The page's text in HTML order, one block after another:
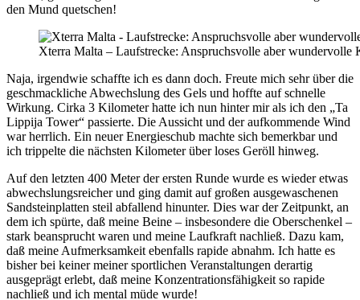
den Mund quetschen!
Xterra Malta – Laufstrecke: Anspruchsvolle aber wundervolle
Naja, irgendwie schaffte ich es dann doch. Freute mich sehr über die
geschmackliche Abwechslung des Gels und hoffte auf schnelle
Wirkung. Cirka 3 Kilometer hatte ich nun hinter mir als ich den „Ta
Lippija Tower“ passierte. Die Aussicht und der aufkommende Wind
war herrlich. Ein neuer Energieschub machte sich bemerkbar und
ich trippelte die nächsten Kilometer über loses Geröll hinweg.
Auf den letzten 400 Meter der ersten Runde wurde es wieder etwas
abwechslungsreicher und ging damit auf großen ausgewaschenen
Sandsteinplatten steil abfallend hinunter. Dies war der Zeitpunkt, an
dem ich spürte, daß meine Beine – insbesondere die Oberschenkel –
stark beansprucht waren und meine Laufkraft nachließ. Dazu kam,
daß meine Aufmerksamkeit ebenfalls rapide abnahm. Ich hatte es
bisher bei keiner meiner sportlichen Veranstaltungen derartig
ausgeprägt erlebt, daß meine Konzentrationsfähigkeit so rapide
nachließ und ich mental müde wurde!